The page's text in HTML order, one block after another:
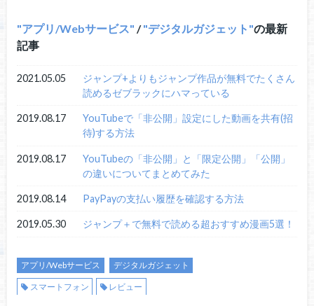
アプリ/Webサービス / デジタルガジェット の最新
記事
2021.05.05
ジャンプ+よりもジャンプ作品が無料でたくさん
読めるゼブラックにハマっている
2019.08.17
YouTubeで「非公開」設定にした動画を共有(招
待)する方法
2019.08.17
YouTubeの「非公開」と「限定公開」「公開」
の違いについてまとめてみた
2019.08.14 PayPayの支払い履歴を確認する方法
2019.05.30 ジャンプ＋で無料で読める超おすすめ漫画5選！
アプリ/Webサービス
デジタルガジェット
スマートフォン
レビュー